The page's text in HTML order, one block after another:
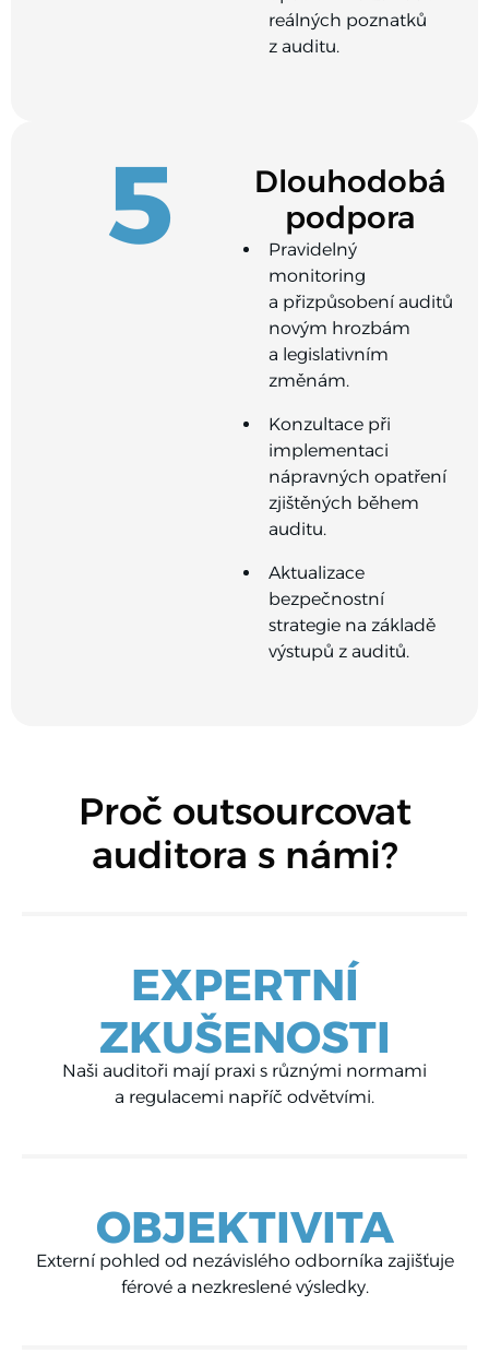
reálných poznatků
z auditu.
5 Dlouhodobá
podpora
Pravidelný
monitoring
a přizpůsobení auditů
novým hrozbám
a legislativním
změnám.
Konzultace při
implementaci
nápravných opatření
zjištěných během
auditu.
Aktualizace
bezpečnostní
strategie na základě
výstupů z auditů.
Proč outsourcovat
auditora s námi?
EXPERTNÍ
ZKUŠENOSTI
Naši auditoři mají praxi s různými normami
a regulacemi napříč odvětvími.
OBJEKTIVITA
Externí pohled od nezávislého odborníka zajišťuje
férové a nezkreslené výsledky.